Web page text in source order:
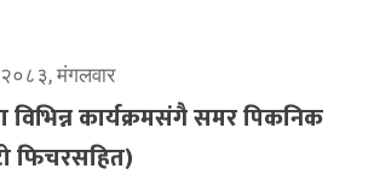
मंगलवार
विभिन्न कार्यक्रमसंगै समर पिकनिक
फिचरसहित)